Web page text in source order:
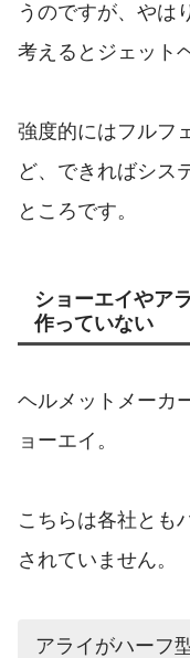
うのですが、やは
考えるとジェット
強度的にはフルフ
ど、できればシス
ところです。
ショーエイやア
作っていない
ヘルメットメーカ
ョーエイ。
こちらは各社とも
されていません。
アライがハーフ